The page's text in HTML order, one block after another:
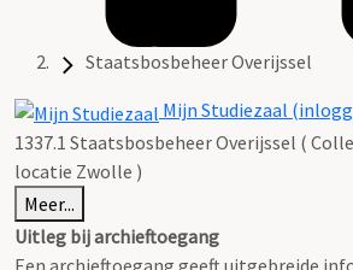
Staatsbosbeheer Overijssel
Mijn Studiezaal
1337.1 Staatsbosbeheer Overijssel (
locatie Zwolle )
Meer...
Uitleg bij archieftoegang
Een archieftoegang geeft uitgebreide